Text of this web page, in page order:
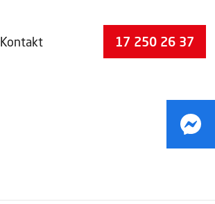
Kontakt 17 250 26 37